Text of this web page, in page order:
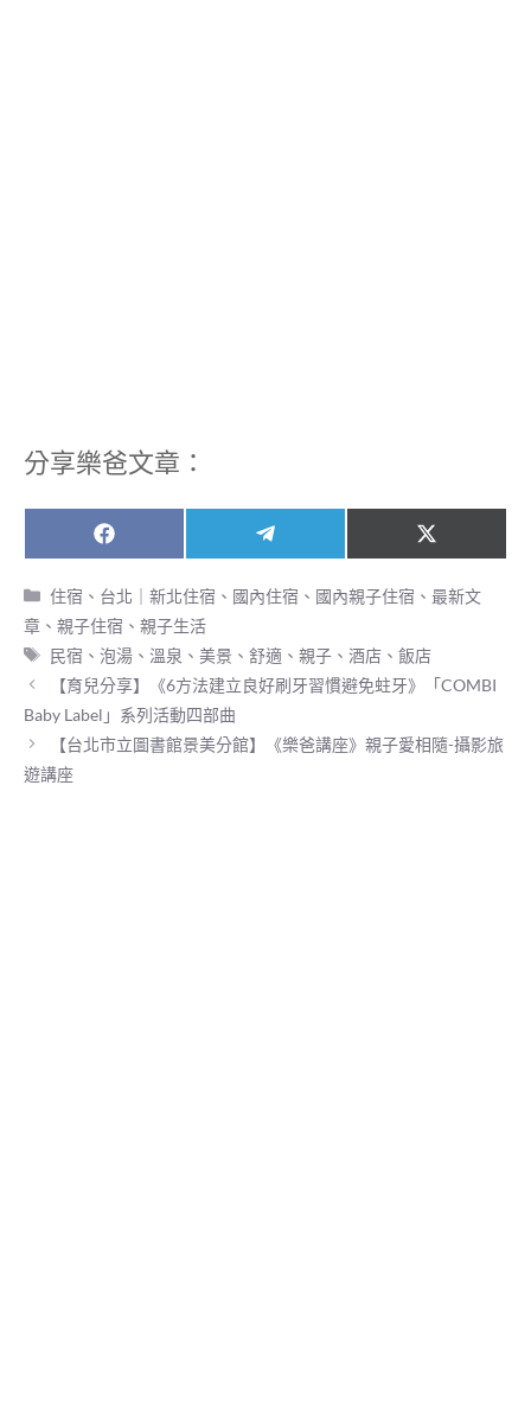
分享樂爸文章：
Share
on
F
a
c
e
b
o
o
k
Share
on
e
l
e
r
a
m
Share
on
X
(
T
w
t
e
)
分
類
住宿 、 台北｜新北住宿 、 國內住宿 、 國內親子住宿 、最新文
章 、 親子住宿 、 親子生活
標
籤
民宿 、泡湯 、溫泉 、美景 、舒適 、親子 、 酒店 、飯店
【育兒分享】《6方法建立良好刷牙習慣避免蛀牙》「COMBI
Baby Label」系列活動四部曲
【台北市立圖書館景美分館】《樂爸講座》親子愛相隨-攝影旅
遊講座